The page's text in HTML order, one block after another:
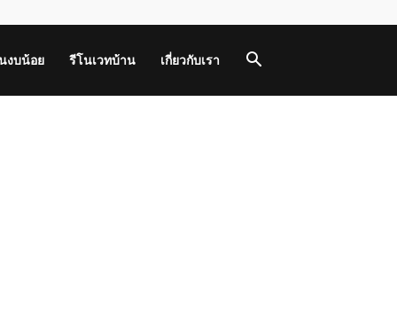
งบน้อย รีโนเวทบ้าน เกี่ยวกับเรา